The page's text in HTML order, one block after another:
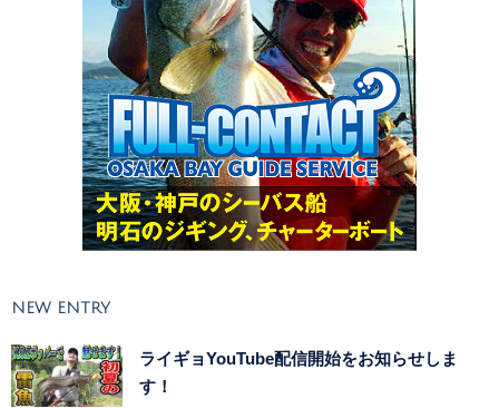
NEW ENTRY
ライギョYouTube配信開始をお知らせしま
す！